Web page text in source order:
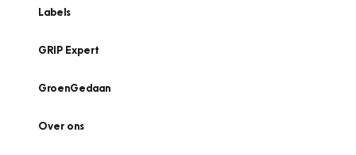
Labels
GRIP Expert
GroenGedaan
Over ons